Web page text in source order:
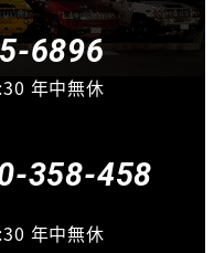
6896
年中無休
358-458
年中無休